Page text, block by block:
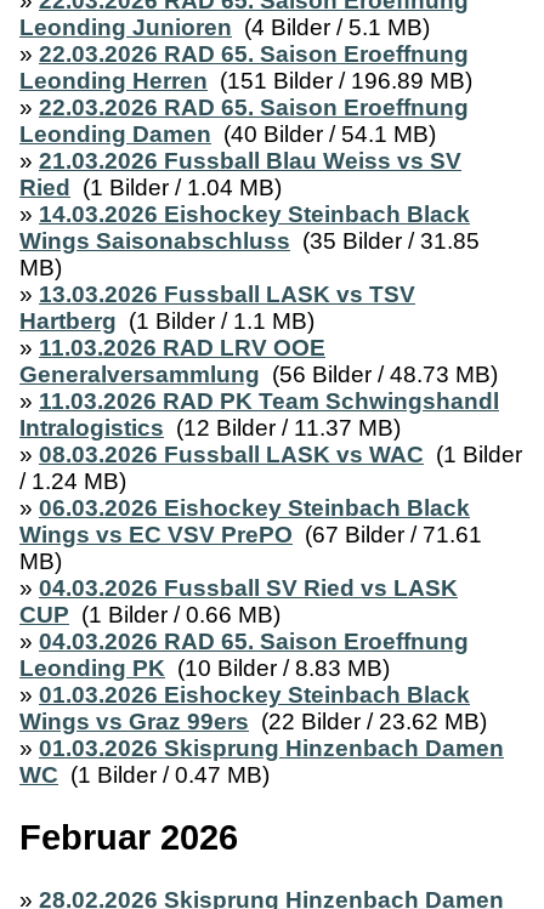
Leonding Junioren (4 Bilder / 5.1 MB)
» 22.03.2026 RAD 65. Saison Eroeffnung
Leonding Herren (151 Bilder / 196.89 MB)
» 22.03.2026 RAD 65. Saison Eroeffnung
Leonding Damen (40 Bilder / 54.1 MB)
» 21.03.2026 Fussball Blau Weiss vs SV
Ried
(1 Bilder / 1.04 MB)
» 14.03.2026 Eishockey Steinbach Black
Wings Saisonabschluss (35 Bilder / 31.85
MB)
» 13.03.2026 Fussball LASK vs TSV
Hartberg (1 Bilder / 1.1 MB)
» 11.03.2026 RAD LRV OOE
Generalversammlung (56 Bilder / 48.73 MB)
» 11.03.2026 RAD PK Team Schwingshandl
Intralogistics (12 Bilder / 11.37 MB)
» 08.03.2026 Fussball LASK vs WAC (1 Bilder
/ 1.24 MB)
» 06.03.2026 Eishockey Steinbach Black
Wings vs EC VSV PrePO (67 Bilder / 71.61
MB)
» 04.03.2026 Fussball SV Ried vs LASK
CUP (1 Bilder / 0.66 MB)
» 04.03.2026 RAD 65. Saison Eroeffnung
Leonding PK (10 Bilder / 8.83 MB)
» 01.03.2026 Eishockey Steinbach Black
Wings vs Graz 99ers (22 Bilder / 23.62 MB)
» 01.03.2026 Skisprung Hinzenbach Damen
WC (1 Bilder / 0.47 MB)
Februar 2026
» 28.02.2026 Skisprung Hinzenbach Damen